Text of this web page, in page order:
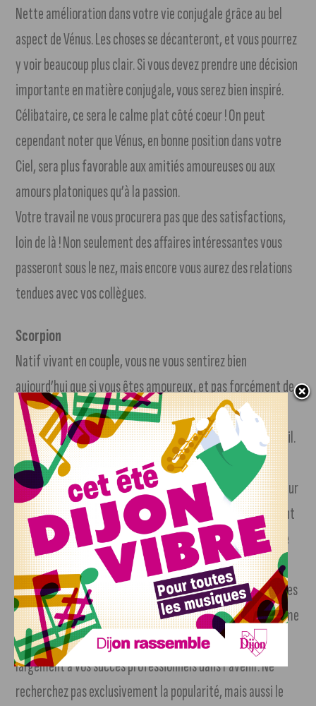
Nette amélioration dans votre vie conjugale grâce au bel
aspect de Vénus. Les choses se décanteront, et vous pourrez
y voir beaucoup plus clair. Si vous devez prendre une décision
importante en matière conjugale, vous serez bien inspiré.
Célibataire, ce sera le calme plat côté coeur ! On peut
cependant noter que Vénus, en bonne position dans votre
Ciel, sera plus favorable aux amitiés amoureuses ou aux
amours platoniques qu’à la passion.
Votre travail ne vous procurera pas que des satisfactions,
loin de là ! Non seulement des affaires intéressantes vous
passeront sous le nez, mais encore vous aurez des relations
tendues avec vos collègues.
Scorpion
Natif vivant en couple, vous ne vous sentirez bien
aujourd’hui que si vous êtes amoureux, et pas forcément de
la même personne ! Votre conjoint ou partenaire devra se
mettre en quatre pour vous plaire et vous retenir au bercail.
Sinon, vous vous échapperez par la pensée, quand ce n’est
pas dans la réalité ! Célibataire, une journée haute en couleur
vous attend. La puissante protection que vous prodigueront
le Soleil, Jupiter et Saturne, devrait vous valoir une journée
très heureuse en amour.
Les qualités morales dans le travail seront favorisées. Faites
ressortir vos meilleurs traits pour mériter l’appui et l’estime
de vos collègues. Leur appréciation pourrait contribuer
largement à vos succès professionnels dans l’avenir. Ne
recherchez pas exclusivement la popularité, mais aussi le